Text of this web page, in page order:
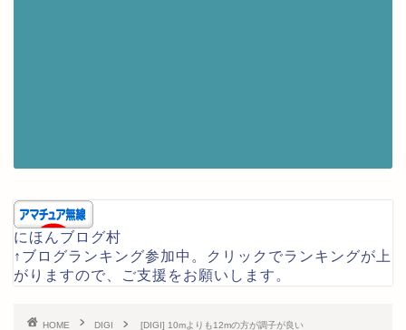
にほんブログ村
↑ブログランキング参加中。クリックでランキングが上
がりますので、ご支援をお願いします。
HOME DIGI [DIGI] 10mよりも12mの方が調子が良い